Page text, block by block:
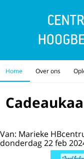
Home Over ons
Van: Marieke
donderdag 22 feb